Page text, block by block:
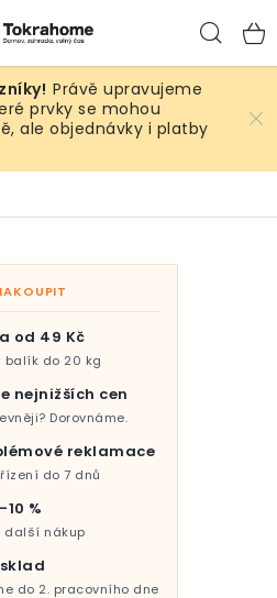
Právě upravujeme
prvky se mohou
ale objednávky i platby
od 49 Kč
balík do 20 kg
nejnižších cen
Dorovnáme.
reklamace
do 7 dnů
%
další nákup
do 2. pracovního dne